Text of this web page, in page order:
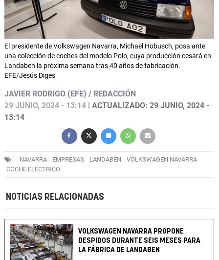
El presidente de Volkswagen Navarra, Michael Hobusch, posa ante
una colección de coches del modelo Polo, cuya producción cesará en
Landaben la próxima semana tras 40 años de fabricación.
EFE/Jesús Diges
JAVIER RODRIGO (EFE) / REDACCIÓN
29 JUNIO, 2024 - 13:14 | ACTUALIZADO: 29 JUNIO, 2024 -
13:14
NAVARRA EMPRESAS LANDABEN
VOLKSWAGEN NAVARRA
COCHE ELÉCTRICO
NOTICIAS RELACIONADAS
VOLKSWAGEN NAVARRA PROPONE
DESPIDOS DURANTE SEIS MESES PARA
LA FÁBRICA DE LANDABEN